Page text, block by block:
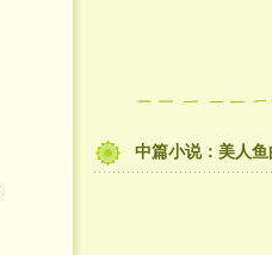
中篇小说：美人